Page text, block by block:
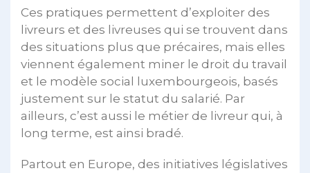
Ces pratiques permettent d’exploiter des
livreurs et des livreuses qui se trouvent dans
des situations plus que précaires, mais elles
viennent également miner le droit du travail
et le modèle social luxembourgeois, basés
justement sur le statut du salarié. Par
ailleurs, c’est aussi le métier de livreur qui, à
long terme, est ainsi bradé.
Partout en Europe, des initiatives législatives